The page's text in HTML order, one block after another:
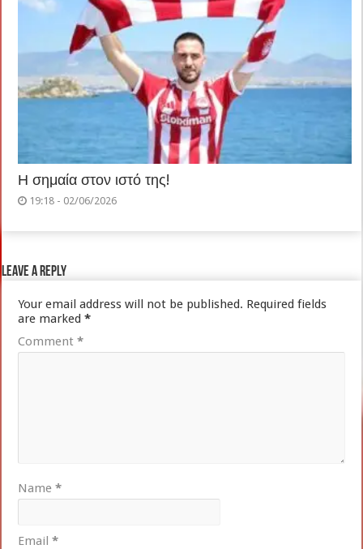
Η σημαία στον ιστό της!
19:18 - 02/06/2026
Leave a Reply
Your email address will not be published. Required fields
are marked*
Comment*
Name*
Email*